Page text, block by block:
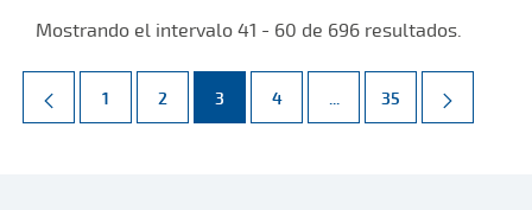
Mostrando el intervalo 41 - 60 de 696 resultados.
Página
1 Página
2 Página
3 Página
4 ... Páginas intermedias
Página
35